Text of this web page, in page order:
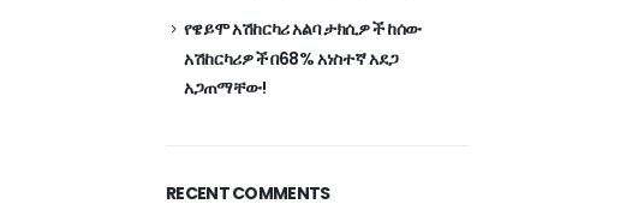
የዌይሞ አሽከርካሪ አልባ ታክሲዎች ከሰው
አሽከርካሪዎች በ68% አነስተኛ አደጋ
አጋጠማቸው!
RECENT COMMENTS